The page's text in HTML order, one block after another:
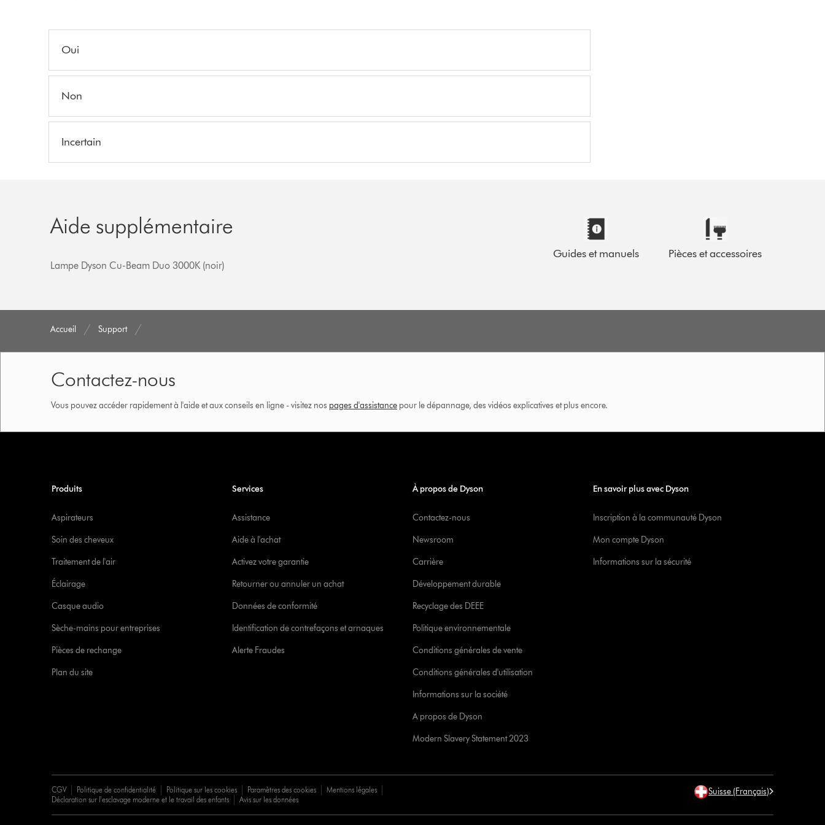
Oui
Non
Incertain
Aide supplémentaire
Lampe Dyson Cu-Beam Duo 3000K (noir)
Guides et manuels Pièces et accessoires
Accueil Support
Contactez-nous
Vous pouvez accéder rapidement à l'aide et aux conseils en ligne - visitez nos pages d'assistance pour le dépannage, des vidéos explicatives et plus encore.
Produits
Aspirateurs
Soin des cheveux
Traitement de l'air
Éclairage
Casque audio
Sèche-mains pour entreprises
Pièces de rechange
Plan du site
Services
Assistance
Aide à l'achat
Activez votre garantie
Retourner ou annuler un achat
Données de conformité
Identification de contrefaçons et arnaques
Alerte Fraudes
À propos de Dyson
Contactez-nous
Newsroom
Carrière
Développement durable
Recyclage des DEEE
Politique environnementale
Conditions générales de vente
Conditions générales d'utilisation
Informations sur la société
A propos de Dyson
Modern Slavery Statement 2023
En savoir plus avec Dyson
Inscription à la communauté Dyson
Mon compte Dyson
Informations sur la sécurité
CGV Politique de confidentialité Politique sur les cookies Paramètres des cookies
Mentions légales
Déclaration sur l'esclavage moderne et le travail des enfants
Avis sur les données
Suisse (Français)